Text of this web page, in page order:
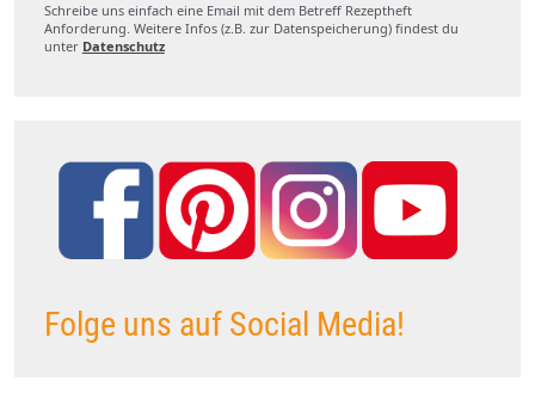
Schreibe uns einfach eine Email mit dem Betreff Rezeptheft
Anforderung. Weitere Infos (z.B. zur Datenspeicherung) findest du
unter Datenschutz
Folge uns auf Social Media!